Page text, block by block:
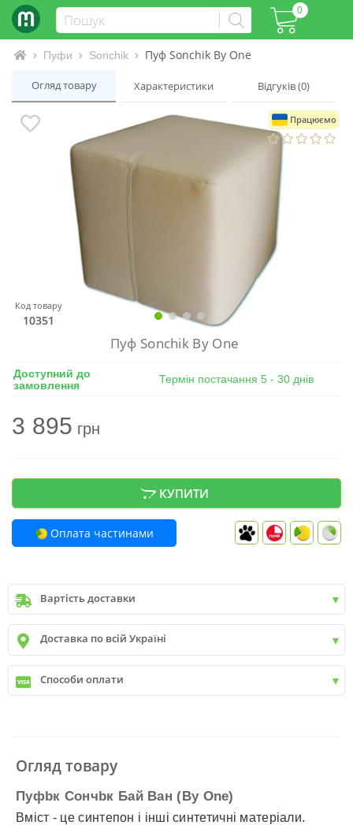
0
Інтернет-магазин матраців та ліжок
Пуфи Sonchik Пуф Sonchik By One
Огляд товару Характеристики Відгуків (0)
Працюємо
Код товару
10351
Пуф Sonchik By One
Доступний до
замовлення
Термін постачання 5 - 30 днів
3 895грн
КУПИТИ
Оплата частинами
Вартість доставки
Київдо9999 грн. -400 грн.
Київвід9999 грн - БЕЗКОШТОВНО
Київ передмістя +30 грн\км
Доставка по всій Україні
✓Нова пошта
✓Делівері
✓Автолюкс
Способи оплати
✓ Детальніше
Огляд товару
Пуфbк Сончbк Бай Ван (By One)
Вміст - це синтепон і інші синтетичні матеріали.